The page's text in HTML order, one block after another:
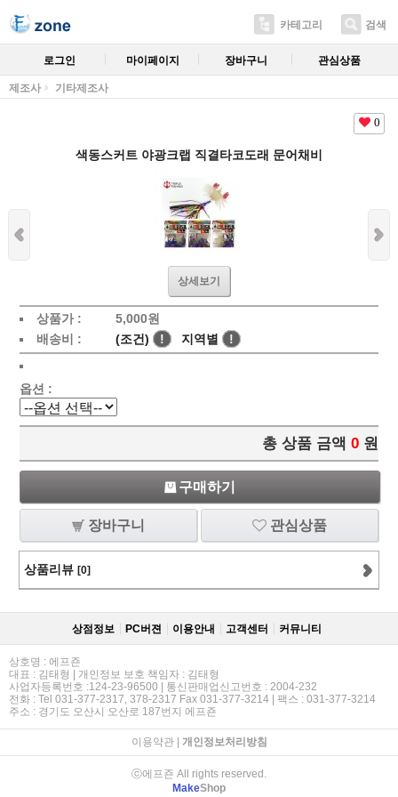
카테고리 검색
로그인 마이페이지 장바구니 관심상품
제조사 기타제조사
0
색동스커트 야광크랩 직결타코도래 문어채비
상세보기
상품가 : 5,000원
배송비 :
(조건) ! 지역별 !
옵션 :
총 상품 금액 0 원
구매하기
장바구니 관심상품
상품리뷰 [0]
상점정보 PC버젼 이용안내 고객센터 커뮤니티
상호명 : 에프죤
대표 : 김태형 | 개인정보 보호 책임자 : 김태형
사업자등록번호 :124-23-96500 | 통신판매업신고번호 : 2004-232
전화 : Tel 031-377-2317, 378-2317 Fax 031-377-3214 | 팩스 : 031-377-3214
주소 : 경기도 오산시 오산로 187번지 에프죤
이용약관| 개인정보처리방침
ⓒ에프죤 All rights reserved.
MakeShop